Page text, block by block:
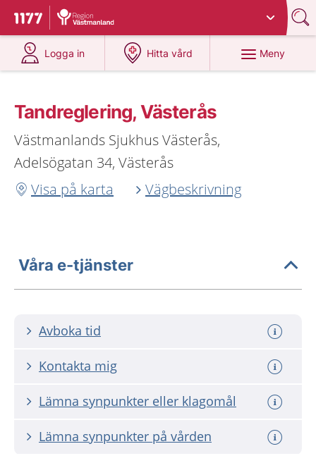
Till startsidan för 1177
Du har valt region
Logga in
på 1177.se
Hitta vård
på 1177.se
Meny
Tandreglering, Västerås
Västmanlands Sjukhus Västerås,
Adelsögatan 34, Västerås
Visa på karta
Vägbeskrivning
Våra e-tjänster
Avboka tid
Kontakta mig
Lämna synpunkter eller klagomål
Lämna synpunkter på vården